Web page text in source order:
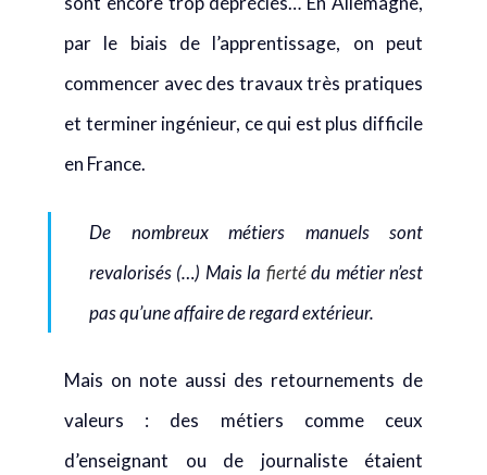
par le biais de l’apprentissage, on peut
commencer avec des travaux très pratiques
et terminer ingénieur, ce qui est plus difficile
en France.
De nombreux métiers manuels sont
revalorisés (…) Mais la fiertédu métier n’est
pas qu’une affaire de regard extérieur.
Mais on note aussi des retournements de
valeurs : des métiers comme ceux
d’enseignant ou de journaliste étaient